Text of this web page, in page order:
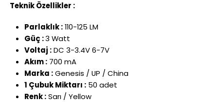
Teknik Özellikler :
Parlaklık :110-125 LM
Güç :3 Watt
Voltaj :DC 3-3.4V 6-7V
Akım :700 mA
Marka :Genesis / UP / China
1 Çubuk Miktarı :50 adet
Renk :Sarı / Yellow